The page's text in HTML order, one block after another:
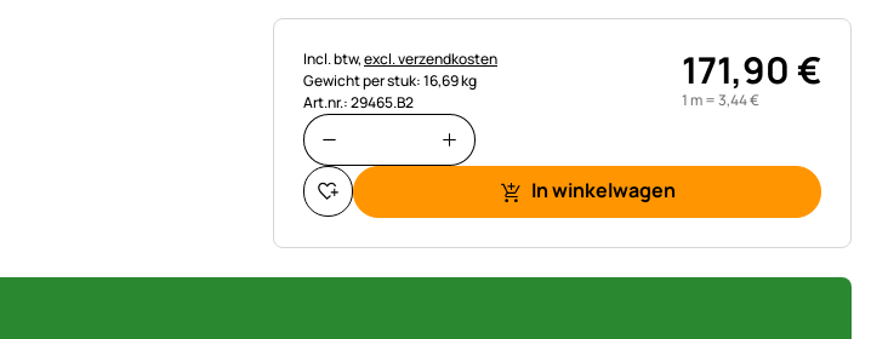
Belastinginformatie:
Incl. btw,excl. verzendkosten
Gewicht per stuk: 16,69 kg
Art.nr.: 29465.B2
171,90€
1 m =3,44€
In winkelwagen